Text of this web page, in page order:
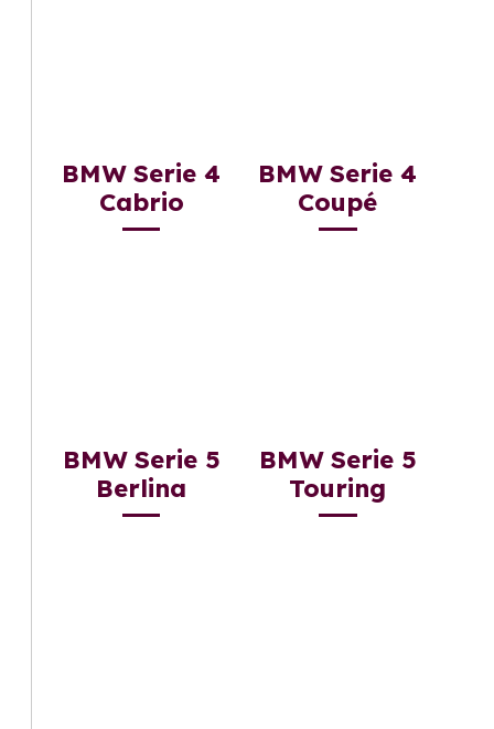
BMW Serie 4
Cabrio
BMW Serie 4
Coupé
BMW Serie 5
Berlina
BMW Serie 5
Touring